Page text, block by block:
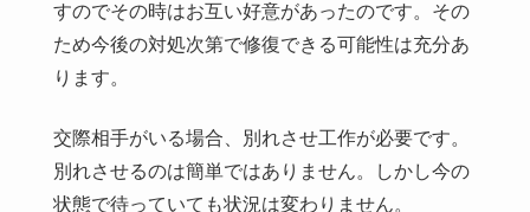
すのでその時はお互い好意があったのです。その
ため今後の対処次第で修復できる可能性は充分あ
ります。
交際相手がいる場合、別れさせ工作が必要です。
別れさせるのは簡単ではありません。しかし今の
状態で待っていても状況は変わりません。